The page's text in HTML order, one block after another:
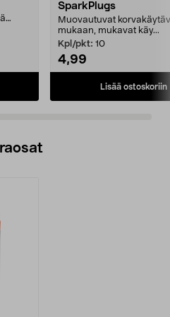
SparkPlugs
Muovautuvat
mukaan, mukavat käy...
Kpl/pkt: 10
4,99
Lisää ostoskoriin